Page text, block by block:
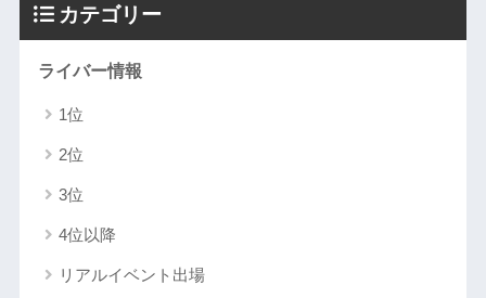
カテゴリー
ライバー情報
1位
2位
3位
4位以降
リアルイベント出場